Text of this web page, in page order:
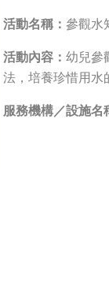
活動名稱：參觀水
活動內容：幼兒參
法，培養珍惜用水
服務機構／設施名